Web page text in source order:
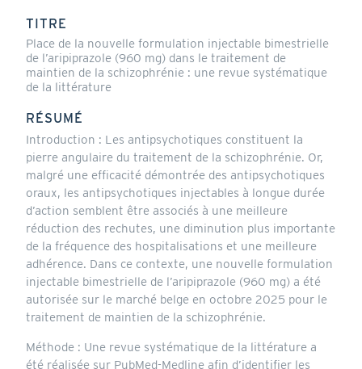
TITRE
Place de la nouvelle formulation injectable bimestrielle
de l’aripiprazole (960 mg) dans le traitement de
maintien de la schizophrénie : une revue systématique
de la littérature
RÉSUMÉ
Introduction : Les antipsychotiques constituent la
pierre angulaire du traitement de la schizophrénie. Or,
malgré une efficacité démontrée des antipsychotiques
oraux, les antipsychotiques injectables à longue durée
d’action semblent être associés à une meilleure
réduction des rechutes, une diminution plus importante
de la fréquence des hospitalisations et une meilleure
adhérence. Dans ce contexte, une nouvelle formulation
injectable bimestrielle de l’aripiprazole (960 mg) a été
autorisée sur le marché belge en octobre 2025 pour le
traitement de maintien de la schizophrénie.
Méthode : Une revue systématique de la littérature a
été réalisée sur PubMed-Medline afin d’identifier les